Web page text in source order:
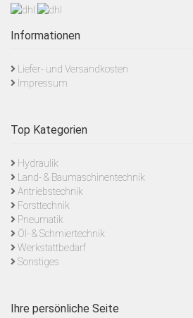
Informationen
Liefer- und Versandkosten
Impressum
Top Kategorien
Hydraulik
Land- & Baumaschinentechnik
Antriebstechnik
Forsttechnik
Pneumatik
Öl- & Schmiertechnik
Werkstattbedarf
Sonstiges
Ihre persönliche Seite